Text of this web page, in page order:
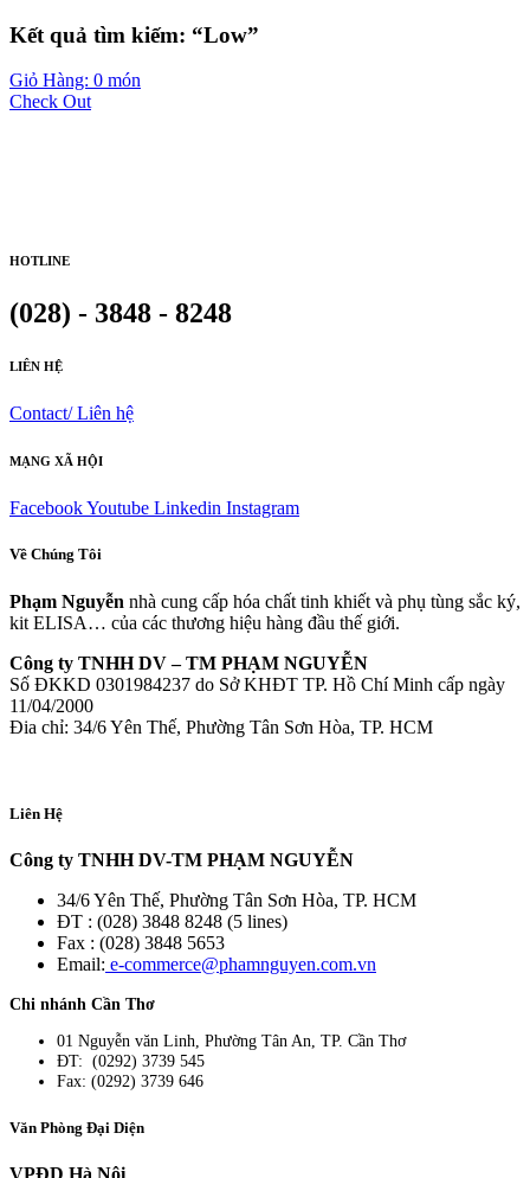
Kết quả tìm kiếm: “Low”
Giỏ Hàng: 0 món
Check Out
HOTLINE
(028) - 3848 - 8248
LIÊN HỆ
Contact/ Liên hệ
MẠNG XÃ HỘI
FacebookYoutube Linkedin Instagram
Về Chúng Tôi
Phạm Nguyễn nhà cung cấp hóa chất tinh khiết và phụ tùng sắc ký,
kit ELISA… của các thương hiệu hàng đầu thế giới.
Công ty TNHH DV – TM PHẠM NGUYỄN
Số ĐKKD 0301984237 do Sở KHĐT TP. Hồ Chí Minh cấp ngày
11/04/2000
Đia chỉ: 34/6 Yên Thế, Phường Tân Sơn Hòa, TP. HCM
Liên Hệ
Công ty TNHH DV-TM PHẠM NGUYỄN
34/6 Yên Thế, Phường Tân Sơn Hòa, TP. HCM
ĐT : (028) 3848 8248 (5 lines)
Fax : (028) 3848 5653
Email: e-commerce@phamnguyen.com.vn
Chi nhánh Cần Thơ
01 Nguyễn văn Linh, Phường Tân An, TP. Cần Thơ
ĐT: (0292) 3739 545
Fax: (0292) 3739 646
Văn Phòng Đại Diện
VPĐD Hà Nội